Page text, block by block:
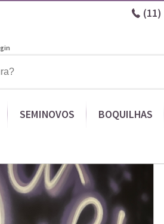
(11)
SEMINOVOS BOQUILHAS